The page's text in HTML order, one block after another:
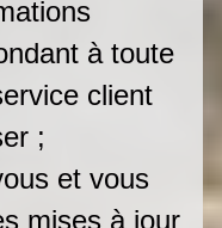
à toute
client
;
et vous
mises à jour